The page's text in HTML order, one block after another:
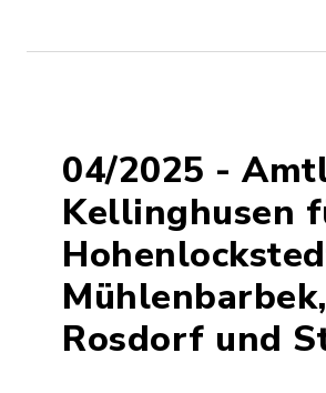
04/2025 -
Kellinghusen
Rosdorf und